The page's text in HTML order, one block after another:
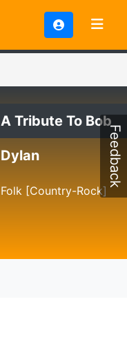
A Tribute To Bob
Dylan
Folk [Country-Rock]
Feedback